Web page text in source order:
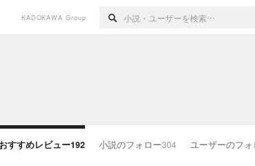
KADOKAWA Group
おすすめレビュー192 小説のフォロー304 ユーザーのフォ